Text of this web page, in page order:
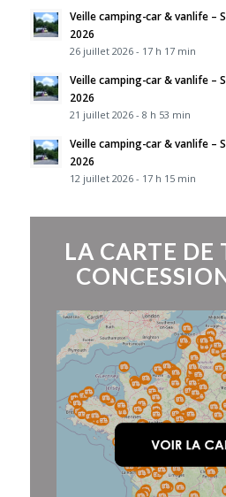
Veille camping-car & vanlife –
2026
26 juillet 2026 - 17 h 17 min
Veille camping-car & vanlife –
2026
21 juillet 2026 - 8 h 53 min
Veille camping-car & vanlife –
2026
12 juillet 2026 - 17 h 15 min
LA CARTE DE